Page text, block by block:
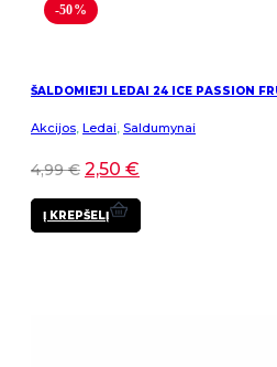
-50%
ŠALDOMIEJI LEDAI 24 ICE PASSION
Akcijos, Ledai, Saldumynai
4,99€ 2,50 €
Į KREPŠELĮ